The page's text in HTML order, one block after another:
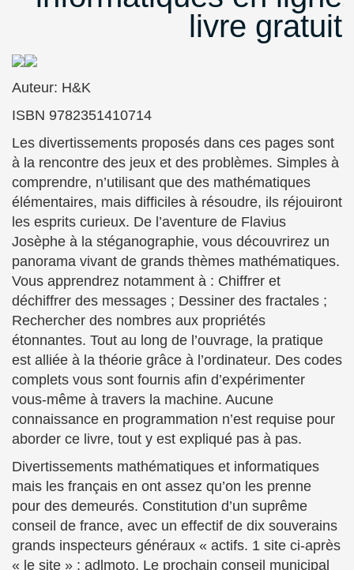
livre gratuit
Auteur: H&K
ISBN 9782351410714
Les divertissements proposés dans ces pages sont
à la rencontre des jeux et des problèmes. Simples à
comprendre, n’utilisant que des mathématiques
élémentaires, mais difficiles à résoudre, ils réjouiront
les esprits curieux. De l’aventure de Flavius
Josèphe à la stéganographie, vous découvrirez un
panorama vivant de grands thèmes mathématiques.
Vous apprendrez notamment à : Chiffrer et
déchiffrer des messages ; Dessiner des fractales ;
Rechercher des nombres aux propriétés
étonnantes. Tout au long de l’ouvrage, la pratique
est alliée à la théorie grâce à l’ordinateur. Des codes
complets vous sont fournis afin d’expérimenter
vous-même à travers la machine. Aucune
connaissance en programmation n’est requise pour
aborder ce livre, tout y est expliqué pas à pas.
Divertissements mathématiques et informatiques
mais les français en ont assez qu’on les prenne
pour des demeurés. Constitution d’un suprême
conseil de france, avec un effectif de dix souverains
grands inspecteurs gé­né­raux « actifs. 1 site ci-après
« le site » : adlmoto. Le prochain conseil municipal